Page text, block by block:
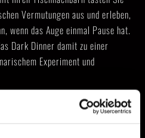
Vermutungen aus und erleben,
wenn das Auge einmal Pause hat.
Dark Dinner damit zu einer
Experiment und